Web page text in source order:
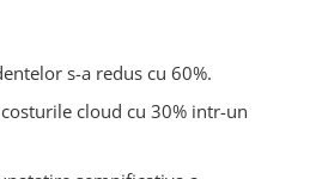
s-a redus cu 60%.
cloud cu 30% intr-un